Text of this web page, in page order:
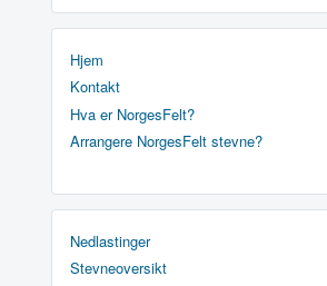
Hjem
Kontakt
Hva er NorgesFelt?
Arrangere NorgesFelt stevne?
Nedlastinger
Stevneoversikt